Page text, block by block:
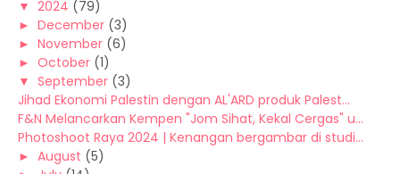
▼ 2024 (79)
► December (3)
► November (6)
► October (1)
▼ September (3)
Jihad Ekonomi Palestin dengan AL'ARD produk Palest...
F&N Melancarkan Kempen "Jom Sihat, Kekal Cergas" u...
Photoshoot Raya 2024 | Kenangan bergambar di studi...
► August (5)